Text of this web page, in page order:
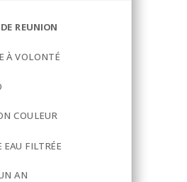
REUNION
À VOLONTÉ
COULEUR
EAU FILTRÉE
AN